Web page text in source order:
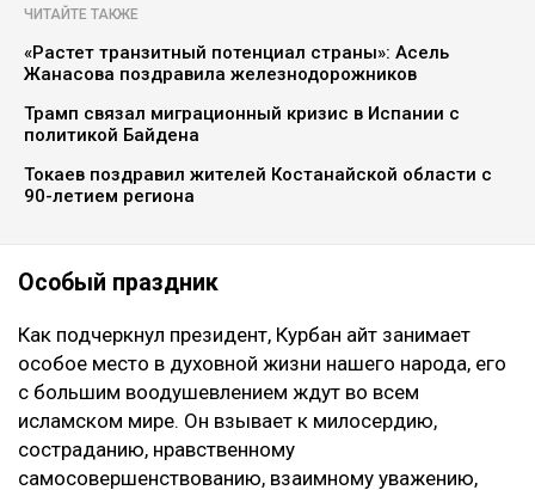
ЧИТАЙТЕ ТАКЖЕ
«Растет транзитный потенциал страны»: Асель
Жанасова поздравила железнодорожников
Трамп связал миграционный кризис в Испании с
политикой Байдена
Токаев поздравил жителей Костанайской области с
90-летием региона
Особый праздник
Как подчеркнул президент, Курбан айт занимает
особое место в духовной жизни нашего народа, его
с большим воодушевлением ждут во всем
исламском мире. Он взывает к милосердию,
состраданию, нравственному
самосовершенствованию, взаимному уважению,